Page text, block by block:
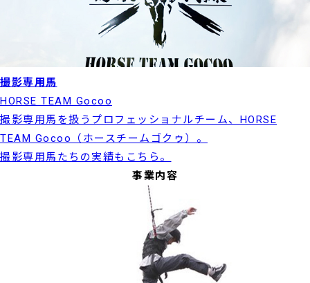
撮影専用馬
HORSE TEAM Gocoo
撮影専用馬を扱うプロフェッショナルチーム、HORSE
TEAM Gocoo（ホースチームゴクゥ）。
撮影専用馬たちの実績もこちら。
事業内容